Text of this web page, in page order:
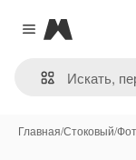
Close menu
Magnific
Главная/Стоковый/